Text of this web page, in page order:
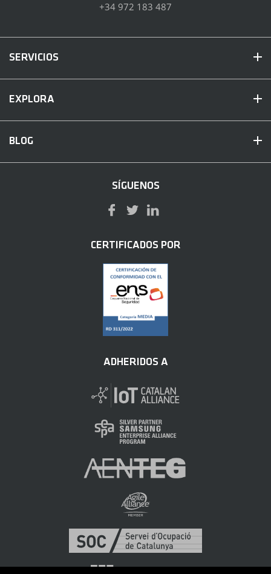
+34 972 183 487
SERVICIOS
EXPLORA
BLOG
SÍGUENOS
CERTIFICADOS POR
ADHERIDOS A